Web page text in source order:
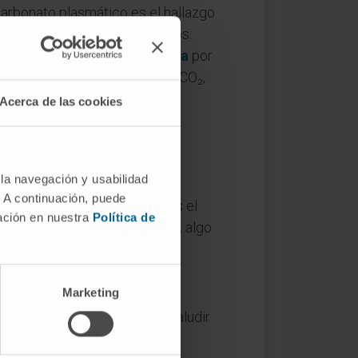
Acerca de las cookies
navegación y usabilidad
continuación, puede
en nuestra Política de
Marketing
plasmático es el hallazgo
que separar bien dos planos:
de la sangre y la acidemia por
opuesto, la retención de CO₂,
procede "carbono", más el
latín en una misma palabra, algo
es más amplia: puede aludir